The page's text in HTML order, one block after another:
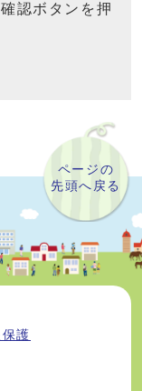
認ボタンを押
ページの
先頭へ戻る
護